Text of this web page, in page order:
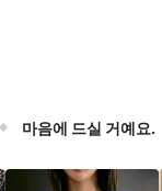
마음에 드실 거예요.